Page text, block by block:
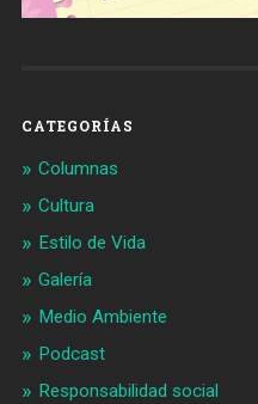
CATEGORÍAS
Columnas
Cultura
Estilo de Vida
Galería
Medio Ambiente
Podcast
Responsabilidad social